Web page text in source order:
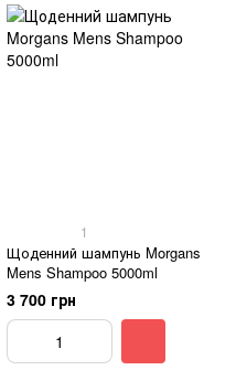
1
Щоденний шампунь Morgans
Mens Shampoo 5000ml
3 700 грн